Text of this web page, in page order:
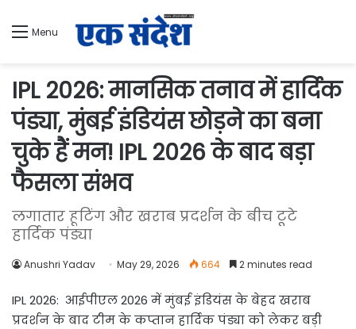
Menu
IPL 2026: मानसिक तनाव में हार्दिक
पंड्या, मुंबई इंडियंस छोड़ने का बना
चुके हैं मन! IPL 2026 के बाद बड़ा
फैसला संभव
लगातार हूटिंग और खराब प्रदर्शन के बीच टूटे
हार्दिक पंड्या
Anushri Yadav May 29, 2026 664 2 minutes read
IPL 2026: आईपीएल 2026 में मुंबई इंडियंस के बेहद खराब
प्रदर्शन के बाद टीम के कप्तान हार्दिक पंड्या को लेकर बड़ी